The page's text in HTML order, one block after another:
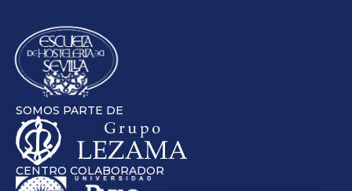
SOMOS PARTE DE
CENTRO COLABORADOR